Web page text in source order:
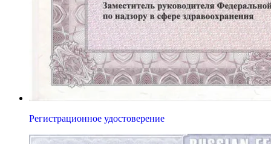
Регистрационное удостоверение